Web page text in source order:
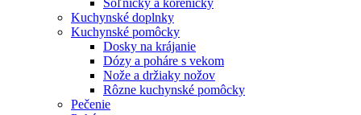
Kuchynské doplnky
Kuchynské pomôcky
Dosky na krájanie
Dózy a poháre s vekom
Nože a držiaky nožov
Rôzne kuchynské pomôcky
Pečenie